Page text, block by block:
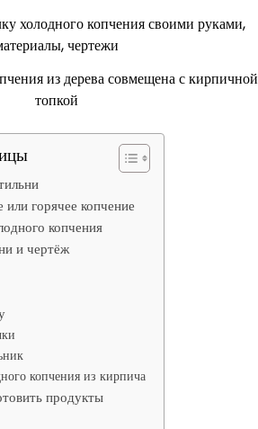
из дерева совмещена с кирпичной
топкой
горячее копчение
копчения
и чертёж
копчения из кирпича
продукты